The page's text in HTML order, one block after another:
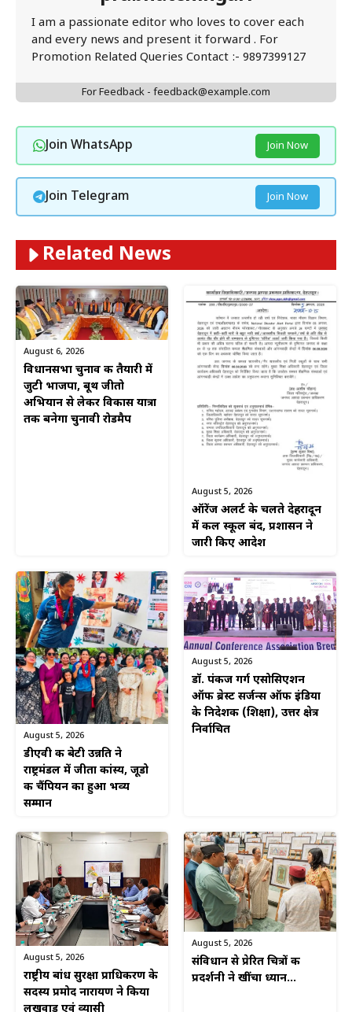
I am a passionate editor who loves to cover each
and every news and present it forward . For
Promotion Related Queries Contact :- 9897399127
For Feedback - feedback@example.com
Join WhatsApp Join Now
Join Telegram Join Now
Related News
August 6, 2026
विधानसभा चुनाव की तैयारी में
जुटी भाजपा, बूथ जीतो
अभियान से लेकर विकास यात्रा
तक बनेगा चुनावी रोडमैप
August 5, 2026
ऑरेंज अलर्ट के चलते देहरादून
में कल स्कूल बंद, प्रशासन ने
जारी किए आदेश
August 5, 2026
डीएवी की बेटी उन्नति ने
राष्ट्रमंडल में जीता कांस्य, जूडो
की चैंपियन का हुआ भव्य
सम्मान
August 5, 2026
डॉ. पंकज गर्ग एसोसिएशन
ऑफ ब्रेस्ट सर्जन्स ऑफ इंडिया
के निदेशक (शिक्षा), उत्तर क्षेत्र
निर्वाचित
August 5, 2026
राष्ट्रीय बांध सुरक्षा प्राधिकरण के
सदस्य प्रमोद नारायण ने किया
August 5, 2026
संविधान से प्रेरित चित्रों की
प्रदर्शनी ने खींचा ध्यान…